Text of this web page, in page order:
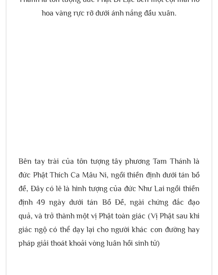
hoa vàng rực rỡ dưới ánh nắng đầu xuân.
Bên tay trài của tôn tượng tây phương Tam Thánh là
đức Phật Thích Ca Mâu Ni, ngồi thiền định dưới tán bồ
đề, Đây có lẽ là hình tượng của đức Như Lai ngồi thiền
định 49 ngày dưới tán Bồ Đề, ngài chứng đắc đạo
quả, và trở thành một vị Phật toàn giác (Vị Phật sau khi
giác ngộ có thể dạy lại cho người khác con đường hay
pháp giải thoát khoải vòng luân hồi sinh tử)